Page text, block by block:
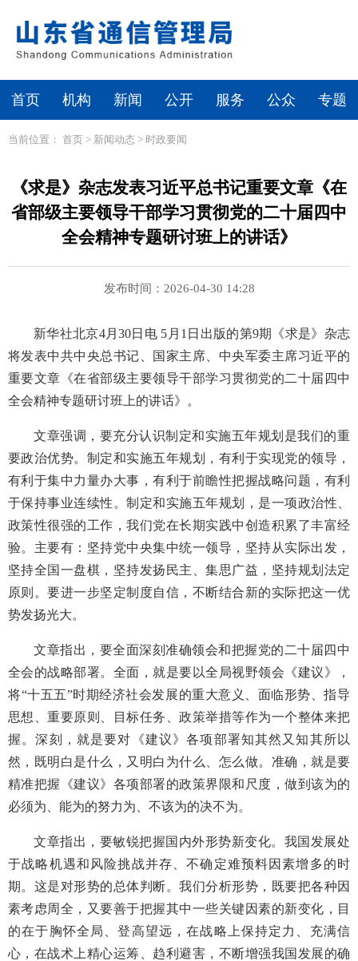
首页 机构 新闻 公开 服务 公众 专题
当前位置： 首页 > 新闻动态 > 时政要闻
《求是》杂志发表习近平总书记重要文章《在
省部级主要领导干部学习贯彻党的二十届四中
全会精神专题研讨班上的讲话》
发布时间：2026-04-30 14:28
新华社北京4月30日电 5月1日出版的第9期《求是》杂志
将发表中共中央总书记、国家主席、中央军委主席习近平的
重要文章《在省部级主要领导干部学习贯彻党的二十届四中
全会精神专题研讨班上的讲话》。
文章强调，要充分认识制定和实施五年规划是我们的重
要政治优势。制定和实施五年规划，有利于实现党的领导，
有利于集中力量办大事，有利于前瞻性把握战略问题，有利
于保持事业连续性。制定和实施五年规划，是一项政治性、
政策性很强的工作，我们党在长期实践中创造积累了丰富经
验。主要有：坚持党中央集中统一领导，坚持从实际出发，
坚持全国一盘棋，坚持发扬民主、集思广益，坚持规划法定
原则。要进一步坚定制度自信，不断结合新的实际把这一优
势发扬光大。
文章指出，要全面深刻准确领会和把握党的二十届四中
全会的战略部署。全面，就是要以全局视野领会《建议》，
将“十五五”时期经济社会发展的重大意义、面临形势、指导
思想、重要原则、目标任务、政策举措等作为一个整体来把
握。深刻，就是要对《建议》各项部署知其然又知其所以
然，既明白是什么，又明白为什么、怎么做。准确，就是要
精准把握《建议》各项部署的政策界限和尺度，做到该为的
必须为、能为的努力为、不该为的决不为。
文章指出，要敏锐把握国内外形势新变化。我国发展处
于战略机遇和风险挑战并存、不确定难预料因素增多的时
期。这是对形势的总体判断。我们分析形势，既要把各种因
素考虑周全，又要善于把握其中一些关键因素的新变化，目
的在于胸怀全局、登高望远，在战略上保持定力、充满信
心，在战术上精心运筹、趋利避害，不断增强我国发展的确